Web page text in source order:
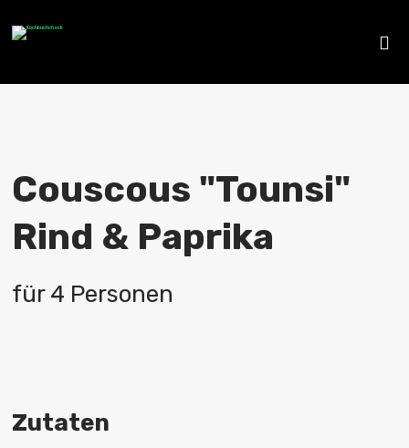
Couscous "Tounsi"
Rind & Paprika
für 4 Personen
Zutaten